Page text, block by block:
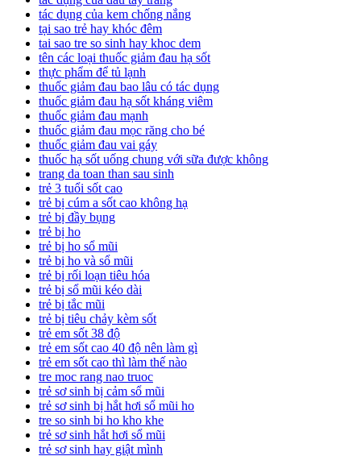
tác dụng của kem chống nắng
tại sao trẻ hay khóc đêm
tai sao tre so sinh hay khoc dem
tên các loại thuốc giảm đau hạ sốt
thực phẩm để tủ lạnh
thuốc giảm đau bao lâu có tác dụng
thuốc giảm đau hạ sốt kháng viêm
thuốc giảm đau mạnh
thuốc giảm đau mọc răng cho bé
thuốc giảm đau vai gáy
thuốc hạ sốt uống chung với sữa được không
trang da toan than sau sinh
trẻ 3 tuổi sốt cao
trẻ bị cúm a sốt cao không hạ
trẻ bị đầy bụng
trẻ bị ho
trẻ bị ho sổ mũi
trẻ bị ho và sổ mũi
trẻ bị rối loạn tiêu hóa
trẻ bị sổ mũi kéo dài
trẻ bị tắc mũi
trẻ bị tiêu chảy kèm sốt
trẻ em sốt 38 độ
trẻ em sốt cao 40 độ nên làm gì
trẻ em sốt cao thì làm thế nào
tre moc rang nao truoc
trẻ sơ sinh bị cảm sổ mũi
trẻ sơ sinh bị hắt hơi sổ mũi ho
tre so sinh bi ho kho khe
trẻ sơ sinh hắt hơi sổ mũi
trẻ sơ sinh hay giật mình